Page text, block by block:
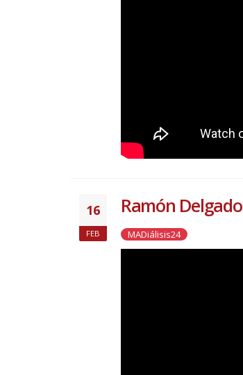
16
FEB
Ramón Delgado
MADiálisis24